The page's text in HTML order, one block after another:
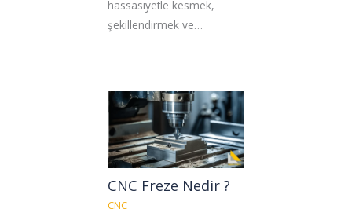
hassasiyetle kesmek,
şekillendirmek ve…
CNC Freze Nedir ?
CNC